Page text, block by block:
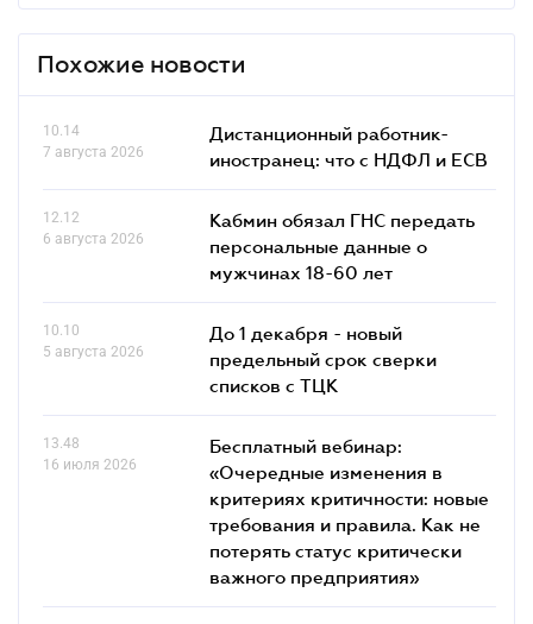
Похожие новости
10.14
7 августа 2026
Дистанционный работник-
иностранец: что с НДФЛ и ЕСВ
12.12
6 августа 2026
Кабмин обязал ГНС передать
персональные данные о
мужчинах 18-60 лет
10.10
5 августа 2026
До 1 декабря - новый
предельный срок сверки
списков c ТЦК
13.48
16 июля 2026
Бесплатный вебинар:
«Очередные изменения в
критериях критичности: новые
требования и правила. Как не
потерять статус критически
важного предприятия»